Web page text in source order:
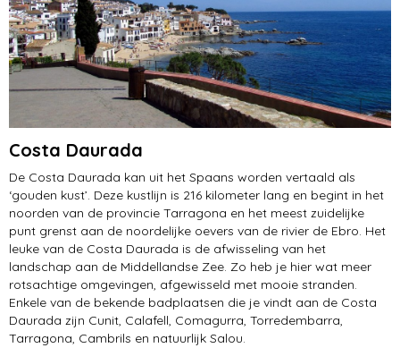
Costa Daurada
De Costa Daurada kan uit het Spaans worden vertaald als
‘gouden kust’. Deze kustlijn is 216 kilometer lang en begint in het
noorden van de provincie Tarragona en het meest zuidelijke
punt grenst aan de noordelijke oevers van de rivier de Ebro. Het
leuke van de Costa Daurada is de afwisseling van het
landschap aan de Middellandse Zee. Zo heb je hier wat meer
rotsachtige omgevingen, afgewisseld met mooie stranden.
Enkele van de bekende badplaatsen die je vindt aan de Costa
Daurada zijn Cunit, Calafell, Comagurra, Torredembarra,
Tarragona, Cambrils en natuurlijk Salou.